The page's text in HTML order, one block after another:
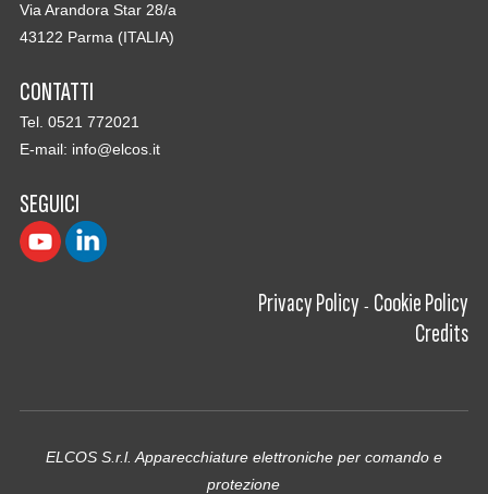
Via Arandora Star 28/a
43122 Parma (ITALIA)
CONTATTI
Tel. 0521 772021
E-mail: info@elcos.it
SEGUICI
Privacy Policy - Cookie Policy
Credits
ELCOS S.r.l. Apparecchiature elettroniche per comando e
protezione